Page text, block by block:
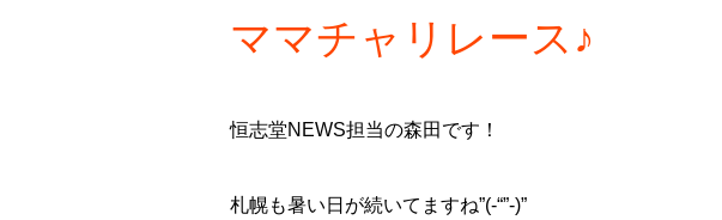
ママチャリレース♪
恒志堂NEWS担当の森田です！
札幌も暑い日が続いてますね”(-“”-)”